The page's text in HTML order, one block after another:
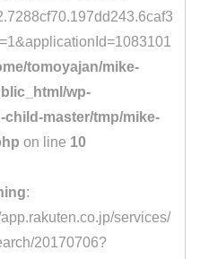
tomoyajan/mike-
wp-
master/tmp/mike-
on line 10
:
services/
20170706?